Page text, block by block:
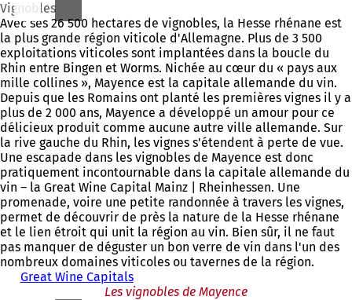
Vignobles
Avec ses 26 500 hectares de vignobles, la Hesse rhénane est
la plus grande région viticole d'Allemagne. Plus de 3 500
exploitations viticoles sont implantées dans la boucle du
Rhin entre Bingen et Worms. Nichée au cœur du « pays aux
mille collines », Mayence est la capitale allemande du vin.
Depuis que les Romains ont planté les premières vignes il y a
plus de 2 000 ans, Mayence a développé un amour pour ce
délicieux produit comme aucune autre ville allemande. Sur
la rive gauche du Rhin, les vignes s'étendent à perte de vue.
Une escapade dans les vignobles de Mayence est donc
pratiquement incontournable dans la capitale allemande du
vin – la Great Wine Capital Mainz | Rheinhessen. Une
promenade, voire une petite randonnée à travers les vignes,
permet de découvrir de près la nature de la Hesse rhénane
et le lien étroit qui unit la région au vin. Bien sûr, il ne faut
pas manquer de déguster un bon verre de vin dans l'un des
nombreux domaines viticoles ou tavernes de la région.
Great Wine Capitals
Les vignobles de Mayence